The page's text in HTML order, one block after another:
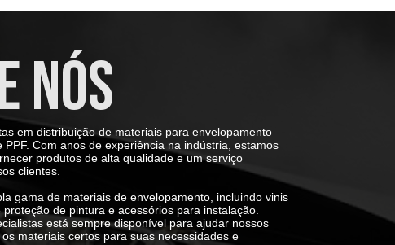
NÓS
em distribuição de materiais para envelopamento
Com anos de experiência na indústria, estamos
produtos de alta qualidade e um serviço
clientes.
gama de materiais de envelopamento, incluindo vinis
de pintura e acessórios para instalação.
está sempre disponível para ajudar nossos
materiais certos para suas necessidades e